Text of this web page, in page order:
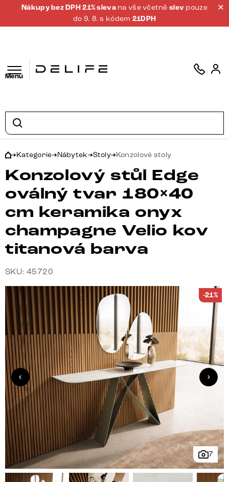
Nákupy bez DPH 21% sleva na vše včetněslev pouze
do 9. 8. s kódem 21DPH
Menu
Kategorie Nábytek Stoly Konzolové stoly
Konzolový stůl Edge
oválný tvar 180×40
cm keramika onyx
champagne Velio kov
titanová barva
SKU: 45720
7
-21%